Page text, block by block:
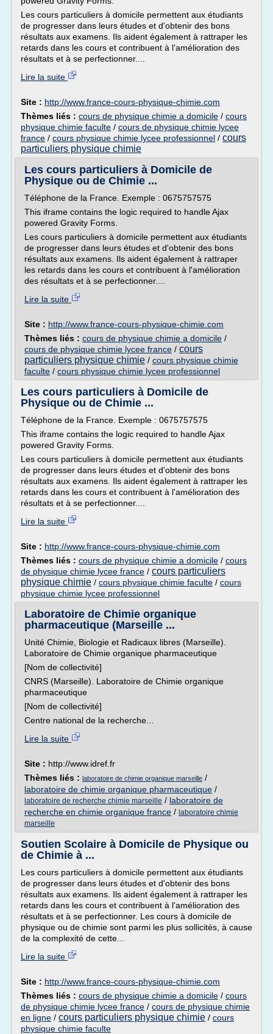
Les cours particuliers à domicile permettent aux étudiants
de progresser dans leurs études et d'obtenir des bons
résultats aux examens. Ils aident également à rattraper les
retards dans les cours et contribuent à l'amélioration des
résultats et à se perfectionner....
Lire la suite
Site : http://www.france-cours-physique-chimie.com
Thèmes liés : cours de physique chimie a domicile / cours
physique chimie faculte / cours de physique chimie lycee
france / cours physique chimie lycee professionnel / cours
particuliers physique chimie
Les cours particuliers à Domicile de
Physique ou de Chimie ...
Téléphone de la France. Exemple : 0675757575
This iframe contains the logic required to handle Ajax
powered Gravity Forms.
Les cours particuliers à domicile permettent aux étudiants
de progresser dans leurs études et d'obtenir des bons
résultats aux examens. Ils aident également à rattraper
les retards dans les cours et contribuent à l'amélioration
des résultats et à se perfectionner....
Lire la suite
Site : http://www.france-cours-physique-chimie.com
Thèmes liés : cours de physique chimie a domicile /
cours de physique chimie lycee france / cours
particuliers physique chimie / cours physique chimie
faculte / cours physique chimie lycee professionnel
Les cours particuliers à Domicile de
Physique ou de Chimie ...
Téléphone de la France. Exemple : 0675757575
This iframe contains the logic required to handle Ajax
powered Gravity Forms.
Les cours particuliers à domicile permettent aux étudiants
de progresser dans leurs études et d'obtenir des bons
résultats aux examens. Ils aident également à rattraper les
retards dans les cours et contribuent à l'amélioration des
résultats et à se perfectionner....
Lire la suite
Site : http://www.france-cours-physique-chimie.com
Thèmes liés : cours de physique chimie a domicile / cours
de physique chimie lycee france / cours particuliers
physique chimie / cours physique chimie faculte / cours
physique chimie lycee professionnel
Laboratoire de Chimie organique
pharmaceutique (Marseille ...
Unité Chimie, Biologie et Radicaux libres (Marseille).
Laboratoire de Chimie organique pharmaceutique
[Nom de collectivité]
CNRS (Marseille). Laboratoire de Chimie organique
pharmaceutique
[Nom de collectivité]
Centre national de la recherche...
Lire la suite
Site : http://www.idref.fr
Thèmes liés : laboratoire de chimie organique marseille /
laboratoire de chimie organique pharmaceutique /
laboratoire de recherche chimie marseille / laboratoire de
recherche en chimie organique france / laboratoire chimie
marseille
Soutien Scolaire à Domicile de Physique ou
de Chimie à ...
Les cours particuliers à domicile permettent aux étudiants
de progresser dans leurs études et d'obtenir des bons
résultats aux examens. Ils aident également à rattraper les
retards dans les cours et contribuent à l'amélioration des
résultats et à se perfectionner. Les cours à domicile de
physique ou de chimie sont parmi les plus sollicités, à cause
de la complexité de cette...
Lire la suite
Site : http://www.france-cours-physique-chimie.com
Thèmes liés : cours de physique chimie a domicile / cours
de physique chimie lycee france / cours de physique chimie
en ligne / cours particuliers physique chimie / cours
physique chimie faculte